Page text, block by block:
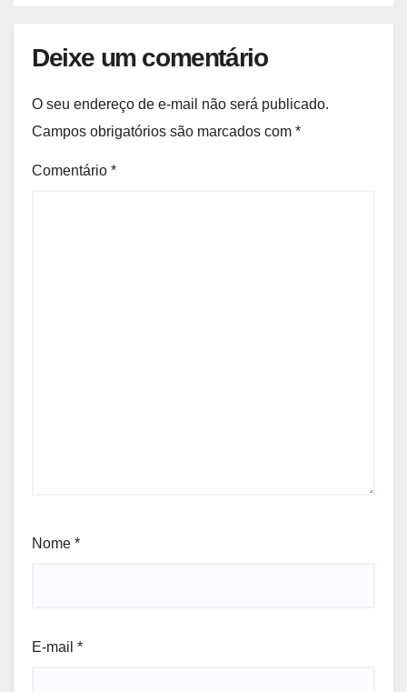
Deixe um comentário
O seu endereço de e-mail não será publicado.
Campos obrigatórios são marcados com *
Comentário *
Nome *
E-mail *